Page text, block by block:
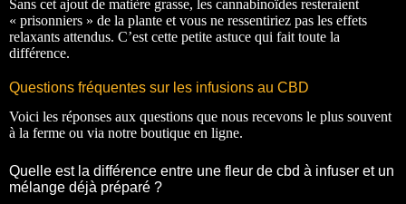
Sans cet ajout de matière grasse, les cannabinoïdes resteraient
« prisonniers » de la plante et vous ne ressentiriez pas les effets
relaxants attendus. C’est cette petite astuce qui fait toute la
différence.
Questions fréquentes sur les infusions au CBD
Voici les réponses aux questions que nous recevons le plus souvent
à la ferme ou via notre boutique en ligne.
Quelle est la différence entre une fleur de cbd à infuser et un
mélange déjà préparé ?